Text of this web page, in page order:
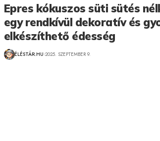
Epres kókuszos süti sütés
egy rendkívül dekoratív és
elkészíthető édesség
ÉLÉSTÁR.HU 2025. SZEPTEMBER 9.